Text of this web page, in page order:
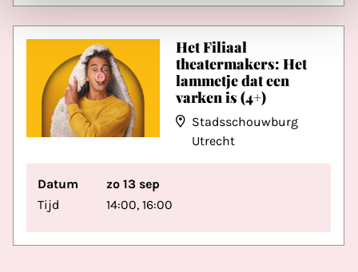
Het Filiaal
theatermakers: Het
lammetje dat een
varken is (4+)
Stadsschouwburg
Utrecht
Datum
zo 13 sep
Tijd
14:00, 16:00